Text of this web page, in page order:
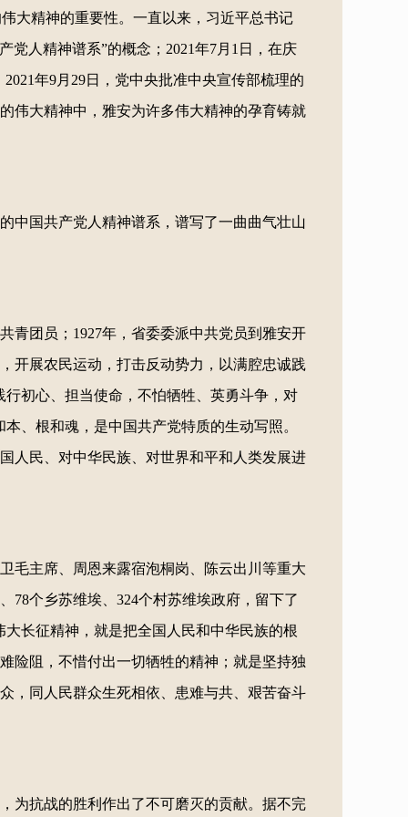
大精神的重要性。一直以来，习近平总书记
党人精神谱系”的概念；2021年7月1日，在庆
年9月29日，党中央批准中央宣传部梳理的
伟大精神中，雅安为许多伟大精神的孕育铸就
中国共产党人精神谱系，谱写了一曲曲气壮山
青团员；1927年，省委委派中共党员到雅安开
开展农民运动，打击反动势力，以满腔忠诚践
初心、担当使命，不怕牺牲、英勇斗争，对
、根和魂，是中国共产党特质的生动写照。
人民、对中华民族、对世界和平和人类发展进
毛主席、周恩来露宿泡桐岗、陈云出川等重大
78个乡苏维埃、324个村苏维埃政府，留下了
长征精神，就是把全国人民和中华民族的根
险阻，不惜付出一切牺牲的精神；就是坚持独
，同人民群众生死相依、患难与共、艰苦奋斗
为抗战的胜利作出了不可磨灭的贡献。据不完